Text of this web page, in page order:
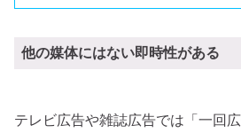
他の媒体にはない即時性がある
テレビ広告や雑誌広告では「一回